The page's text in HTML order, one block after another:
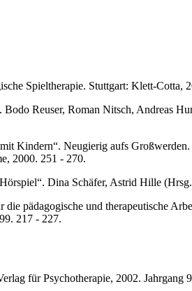
Spieltherapie. Stuttgart: Klett-Cotta,
Reuser, Roman Nitsch, Andreas
Kindern“. Neugierig aufs
2000. 251 - 270.
Dina Schäfer, Astrid Hille
pädagogische und therapeutische
217 - 227.
für Psychotherapie, 2002. Jahrgang